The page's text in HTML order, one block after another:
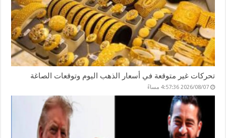
تحركات غير متوقعة في أسعار الذهب اليوم وتوقعات الصاغة
2026/08/07 4:57:36 مساءً